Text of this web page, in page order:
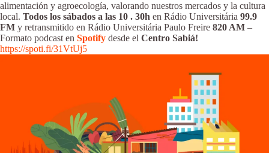
alimentación y agroecología, valorando nuestros mercados y la cultura
local. Todos los sábados a las 10 . 30h en Rádio Universitária 99.9
FM y retransmitido en Rádio Universitária Paulo Freire 820 AM –
Formato podcast en Spotify desde el Centro Sabiá!
https://spoti.fi/31VtUj5